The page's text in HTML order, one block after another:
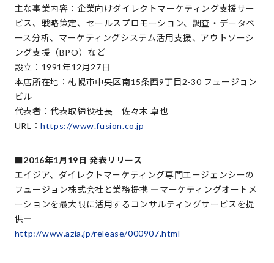
主な事業内容：企業向けダイレクトマーケティング支援サー
ビス、戦略策定、セールスプロモーション、調査・データベ
ース分析、マーケティングシステム活用支援、アウトソーシ
ング支援（BPO）など
設立：1991年12月27日
本店所在地：札幌市中央区南15条西9丁目2-30 フュージョン
ビル
代表者：代表取締役社長 佐々木 卓也
URL：https://www.fusion.co.jp
■2016年1月19日 発表リリース
エイジア、ダイレクトマーケティング専門エージェンシーの
フュージョン株式会社と業務提携 ―マーケティングオートメ
ーションを最大限に活用するコンサルティングサービスを提
供―
http://www.azia.jp/release/000907.html